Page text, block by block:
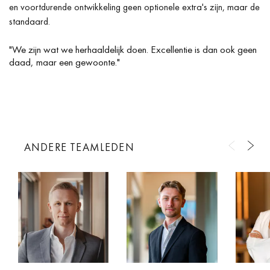
en voortdurende ontwikkeling geen optionele extra's zijn, maar de
standaard.
"We zijn wat we herhaaldelijk doen. Excellentie is dan ook geen
daad, maar een gewoonte."
ANDERE TEAMLEDEN